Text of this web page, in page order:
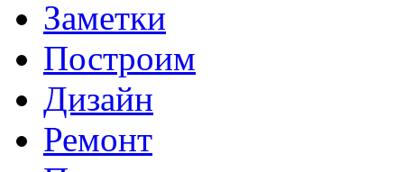
Заметки
Построим
Дизайн
Ремонт